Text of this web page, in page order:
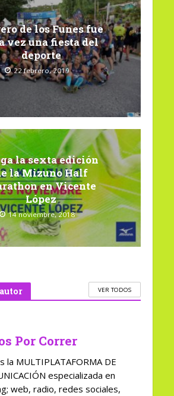
de los Funes fue
vez una fiesta del
deporte
22 febrero, 2019
la sexta edición
la Mizuno Half
en Vicente
López
14 noviembre, 2018
VER TODOS
Por Correr
la MULTIPLATAFORMA DE
especializada en
web, radio, redes sociales,